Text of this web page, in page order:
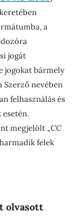
a
jogát
jogokat bármely
Szerző nevében
felhasználás és
megjelölt „CC
felek
olvasott